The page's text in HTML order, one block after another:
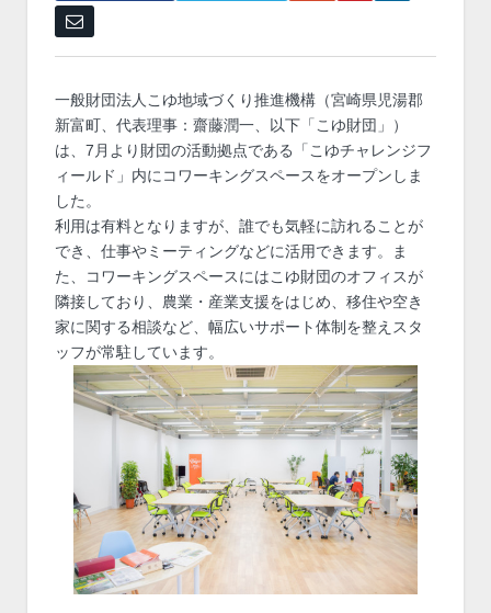
一般財団法人こゆ地域づくり推進機構（宮崎県児湯郡
新富町、代表理事：齋藤潤一、以下「こゆ財団」）
は、7月より財団の活動拠点である「こゆチャレンジフ
ィールド」内にコワーキングスペースをオープンしま
した。
利用は有料となりますが、誰でも気軽に訪れることが
でき、仕事やミーティングなどに活用できます。ま
た、コワーキングスペースにはこゆ財団のオフィスが
隣接しており、農業・産業支援をはじめ、移住や空き
家に関する相談など、幅広いサポート体制を整えスタ
ッフが常駐しています。